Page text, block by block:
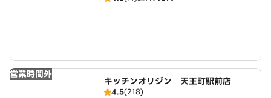
営業時間外
キッチンオリジン 天王町駅前店
4.5(218)